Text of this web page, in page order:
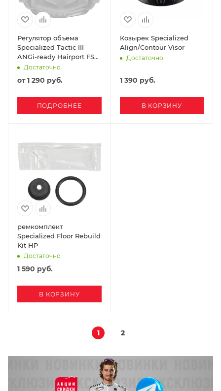
Регулятор объема
Specialized Tactic III
ANGi-ready Hairport FSL
II Достаточно
от1 290 руб.
ПОДРОБНЕЕ
Козырек Specialized
Align/Contour Visor
Достаточно
1 390 руб.
В КОРЗИНУ
ремкомплект
Specialized Floor Rebuild
Kit HP
Достаточно
1 590 руб.
В КОРЗИНУ
1 2